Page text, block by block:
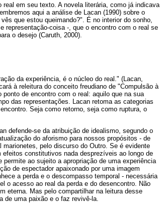
em seu texto. A novela literária, como já indicava
aqui a análise de Lacan (1990) sobre o
que estou queimando?". É no interior do sonho,
representação-coisa -, que o encontro com o real se
o desejo (Caruth, 2000).
da experiência, é o núcleo do real." (Lacan,
à releitura do conceito freudiano de "Compulsão à
de encontro com o real: aquilo que na sua
das representações. Lacan retoma as categorias
Seja como retorno, seja como ruptura, o
defende-se da atribuição de idealismo, segundo o
do aforismo para nossos propósitos - de
pelo discurso do Outro. Se é evidente
constitutivos nada desprezíveis ao longo de
ao sujeito a apropriação de uma experiência
de espectador apaixonado por uma imagem
a perda e o descompasso temporal - necessária
o acesso ao real da perda e do desencontro. Não
eterna. Mas pelo compartilhar na leitura desse
de uma paixão e o faz revivê-la.